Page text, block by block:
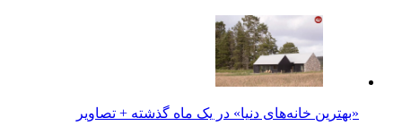
«بهترین خانه‌های دنیا» در یک ماه گذشته + تصاویر